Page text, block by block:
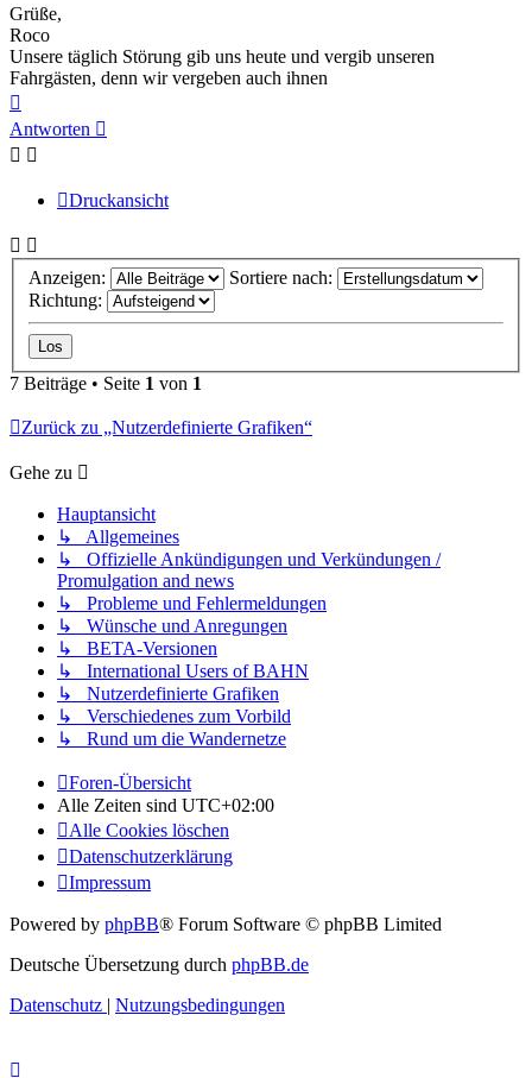
Grüße,
Roco
Unsere täglich Störung gib uns heute und vergib unseren
Fahrgästen, denn wir vergeben auch ihnen
oben
Antworten
Druckansicht
Anzeigen:
Sortiere nach:
Richtung:
7 Beiträge • Seite 1 von 1
Zurück zu „Nutzerdefinierte Grafiken“
Gehe zu
Hauptansicht
↳ Allgemeines
↳ Offizielle Ankündigungen und Verkündungen /
Promulgation and news
↳ Probleme und Fehlermeldungen
↳ Wünsche und Anregungen
↳ BETA-Versionen
↳ International Users of BAHN
↳ Nutzerdefinierte Grafiken
↳ Verschiedenes zum Vorbild
↳ Rund um die Wandernetze
Foren-Übersicht
Alle Zeiten sind UTC+02:00
Alle Cookies löschen
Datenschutzerklärung
Impressum
Powered by phpBB® Forum Software © phpBB Limited
Deutsche Übersetzung durch phpBB.de
Datenschutz | Nutzungsbedingungen